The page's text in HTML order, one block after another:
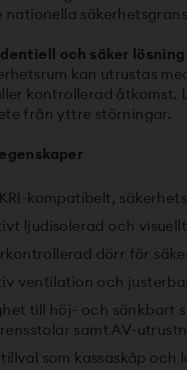
nationella
och säker lösning
kan utrustas
kontrollerad åtkomst.
från yttre störningar.
kompatibelt,
ljudisolerad och
dörr för
ventilation och
till höj- och sänkbart
samt AV-
som kassaskåp och